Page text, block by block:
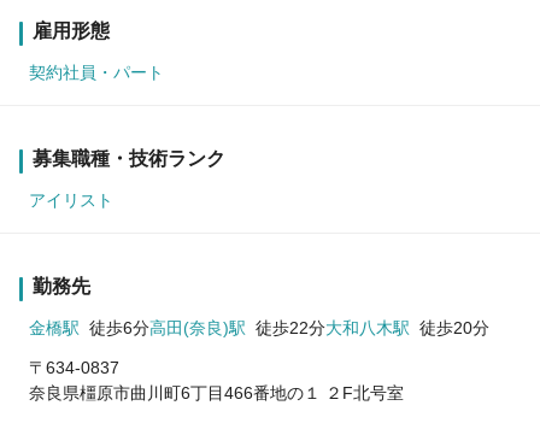
雇用形態
契約社員・パート
募集職種・技術ランク
アイリスト
勤務先
金橋駅 徒歩6分高田(奈良)駅 徒歩22分大和八木駅 徒歩20分
〒634-0837
奈良県橿原市曲川町6丁目466番地の１ ２F北号室